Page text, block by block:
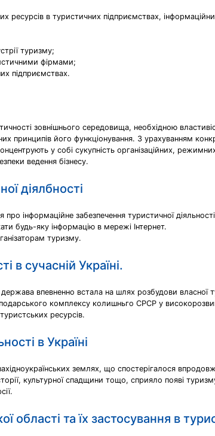
ресурсів в туристичних підприємствах,
туризму;
фірмами;
підприємствах.
зовнішнього середовища, необхідною
принципів його функціонування. З урахуванням
у собі сукупність організаційних,
ведення бізнесу.
діялбності
про інформаційне забезпечення туристичної
будь-яку інформацію в мережі Інтернет.
туризму.
в сучасній Україні.
впевненно встала на шлях розбудови власної
комплексу колишньго СРСР у
ресурсів.
в Україні
землях, що спостерігалося
культурної спадщини тощо, сприяло появі
області та їх застосування в